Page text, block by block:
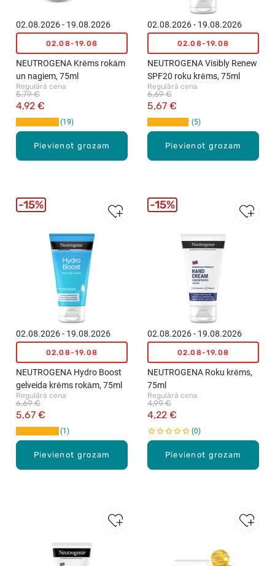
Pievienot grozam
02.08.2026 - 19.08.2026
02.08-19.08
NEUTROGENA Krēms rokām
un nagiem, 75ml
Regulārā cena
4,92 €
5,79 €
19
Pievienot grozam
02.08.2026 - 19.08.2026
02.08-19.08
NEUTROGENA Visibly Renew
SPF20 roku krēms, 75ml
Regulārā cena
5,67 €
6,69 €
5
Pievienot grozam
02.08.2026 - 19.08.2026
02.08-19.08
NEUTROGENA Hydro Boost
gelveida krēms rokām, 75ml
Regulārā cena
5,67 €
6,69 €
1
15%
Pievienot grozam
02.08.2026 - 19.08.2026
02.08-19.08
NEUTROGENA Roku krēms,
75ml
Regulārā cena
4,22 €
4,99 €
0
15%